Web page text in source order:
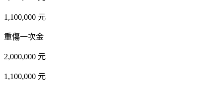
1,100,000 元
重傷一次金
2,000,000 元
1,100,000 元